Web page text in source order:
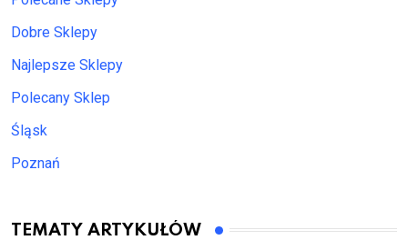
Dobre Sklepy
Najlepsze Sklepy
Polecany Sklep
Śląsk
Poznań
TEMATY ARTYKUŁÓW